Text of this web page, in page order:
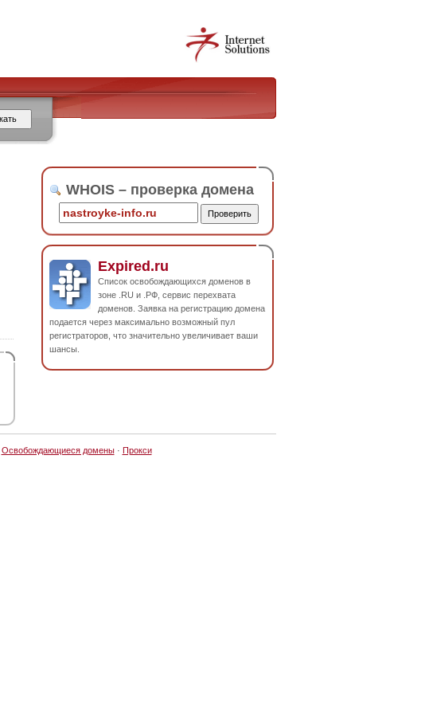
WHOIS – проверка домена
Expired.ru
Список освобождающихся доменов в
зоне .RU и .РФ, сервис перехвата
доменов. Заявка на регистрацию домена
подается через максимально возможный пул
регистраторов, что значительно увеличивает ваши
шансы.
Освобождающиеся домены· Прокси